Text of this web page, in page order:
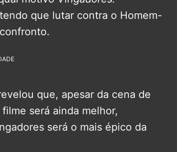
que lutar contra o Homem-
que, apesar da cena de
será ainda melhor,
será o mais épico da